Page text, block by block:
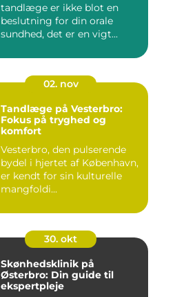
tandlæge er ikke blot en
beslutning for din orale
sundhed, det er en vigt...
02. nov
Tandlæge på Vesterbro:
Fokus på tryghed og
komfort
Vesterbro, den pulserende
bydel i hjertet af København,
er kendt for sin kulturelle
mangfoldi...
30. okt
Skønhedsklinik på
Østerbro: Din guide til
ekspertpleje